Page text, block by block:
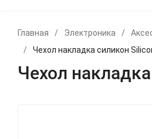
Главная / Электроника /
/
Чехол накладка силикон
Чехол